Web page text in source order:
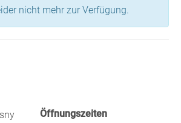
nicht mehr zur Verfügung.
Öffnungszeiten